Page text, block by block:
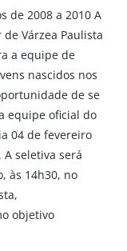
de 2008 a 2010 A
Várzea Paulista
a equipe de
nascidos nos
de se
equipe oficial do
04 de fevereiro
seletiva será
às 14h30, no
objetivo